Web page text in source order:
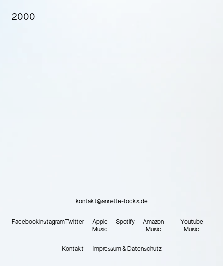
2000
Facebook Instagram Twitter
Apple
Music
Spotify
Amazon
Music
Youtube
Music
kontakt@annette-focks.de
Kontakt Impressum & Datenschutz